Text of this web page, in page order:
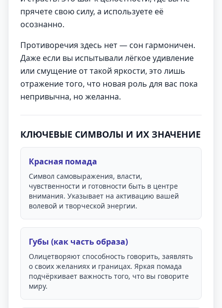
прячете свою силу, а используете её
осознанно.
Противоречия здесь нет — сон гармоничен.
Даже если вы испытывали лёгкое удивление
или смущение от такой яркости, это лишь
отражение того, что новая роль для вас пока
непривычна, но желанна.
КЛЮЧЕВЫЕ СИМВОЛЫ И ИХ ЗНАЧЕНИЕ
Красная помада
Символ самовыражения, власти,
чувственности и готовности быть в центре
внимания. Указывает на активацию вашей
волевой и творческой энергии.
Губы (как часть образа)
Олицетворяют способность говорить, заявлять
о своих желаниях и границах. Яркая помада
подчёркивает важность того, что вы говорите
миру.